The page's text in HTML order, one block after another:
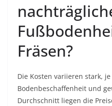
Fräsen?
Die Kosten variieren stark,
Bodenbeschaffenheit und
Durchschnitt liegen die